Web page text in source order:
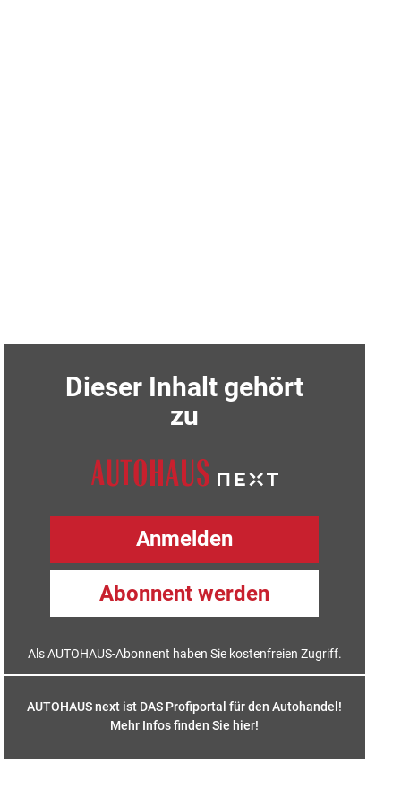
Dieser Inhalt gehört
zu
Anmelden
Abonnent werden
Als AUTOHAUS-Abonnent haben Sie kostenfreien Zugriff.
AUTOHAUS next ist DAS Profiportal für den Autohandel!
Mehr Infos finden Sie hier!